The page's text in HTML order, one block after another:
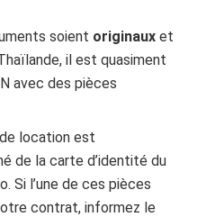
soient originauxet
il est quasiment
avec des pièces
location est
de la carte d’identité du
Si l’une de ces pièces
contrat, informez le